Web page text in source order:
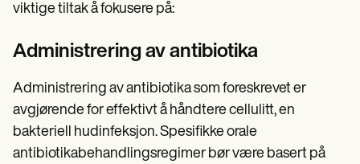
viktige tiltak å fokusere på:
Administrering av antibiotika
Administrering av antibiotika som foreskrevet er
avgjørende for effektivt å håndtere cellulitt, en
bakteriell hudinfeksjon. Spesifikke orale
antibiotikabehandlingsregimer bør være basert på